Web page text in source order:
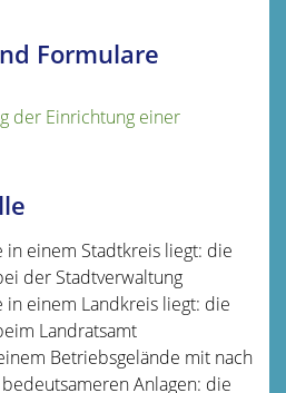
Formulare
der Einrichtung einer
in einem Stadtkreis liegt: die
der Stadtverwaltung
in einem Landkreis liegt: die
Landratsamt
Betriebsgelände mit nach
Anlagen: die